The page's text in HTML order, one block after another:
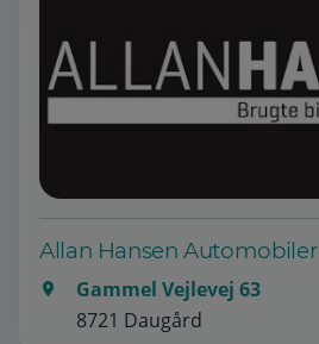
Allan Hansen Automobiler
Gammel Vejlevej 63
8721 Daugård